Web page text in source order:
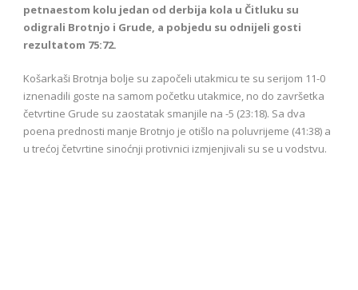
petnaestom kolu jedan od derbija kola u Čitluku su
odigrali Brotnjo i Grude, a pobjedu su odnijeli gosti
rezultatom 75:72.
Košarkaši Brotnja bolje su započeli utakmicu te su serijom 11-0
iznenadili goste na samom početku utakmice, no do završetka
četvrtine Grude su zaostatak smanjile na -5 (23:18). Sa dva
poena prednosti manje Brotnjo je otišlo na poluvrijeme (41:38) a
u trećoj četvrtine sinoćnji protivnici izmjenjivali su se u vodstvu.